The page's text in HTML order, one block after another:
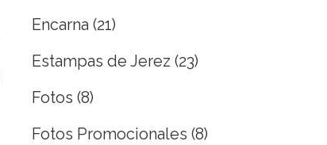
Encarna (21)
Estampas de Jerez (23)
Fotos (8)
Fotos Promocionales (8)